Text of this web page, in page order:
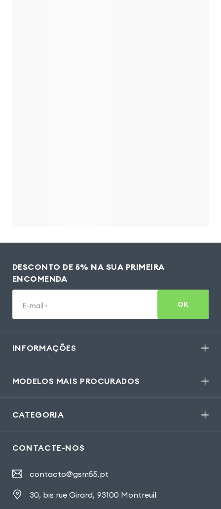
DESCONTO DE 5% NA SUA PRIMEIRA
ENCOMENDA
E-mail * OK
INFORMAÇÕES
MODELOS MAIS PROCURADOS
CATEGORIA
CONTACTE-NOS
contacto@gsm55.pt
30, bis rue Girard, 93100 Montreuil